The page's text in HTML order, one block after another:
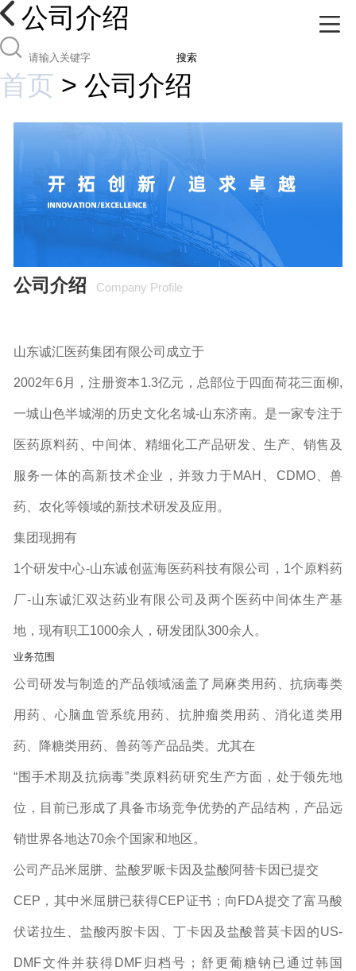
公司介绍
搜索
首页 > 公司介绍
公司介绍 Company Profile
山东诚汇医药集团有限公司成立于
2002年6月，注册资本1.3亿元，总部位于四面荷花三面柳,
一城山色半城湖的历史文化名城-山东济南。是一家专注于
医药原料药、中间体、精细化工产品研发、生产、销售及
服务一体的高新技术企业，并致力于MAH、CDMO、兽
药、农化等领域的新技术研发及应用。
集团现拥有
1个研发中心-山东诚创蓝海医药科技有限公司，1个原料药
厂-山东诚汇双达药业有限公司及两个医药中间体生产基
地，现有职工1000余人，研发团队300余人。
业务范围
公司研发与制造的产品领域涵盖了局麻类用药、抗病毒类
用药、心脑血管系统用药、抗肿瘤类用药、消化道类用
药、降糖类用药、兽药等产品品类。尤其在
“围手术期及抗病毒”类原料药研究生产方面，处于领先地
位，目前已形成了具备市场竞争优势的产品结构，产品远
销世界各地达70余个国家和地区。
公司产品米屈肼、盐酸罗哌卡因及盐酸阿替卡因已提交
CEP，其中米屈肼已获得CEP证书；向FDA提交了富马酸
伏诺拉生、盐酸丙胺卡因、丁卡因及盐酸普莫卡因的US-
DMF文件并获得DMF归档号；舒更葡糖钠已通过韩国